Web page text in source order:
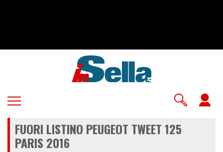
FUORI LISTINO PEUGEOT TWEET 125
PARIS 2016